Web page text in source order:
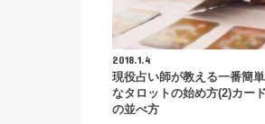
2018.1.4
現役占い師が教える一番簡単
なタロットの始め方(2)カード
の並べ方